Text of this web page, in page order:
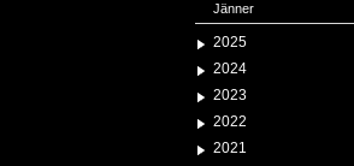
Jänner
2025
2024
2023
2022
2021